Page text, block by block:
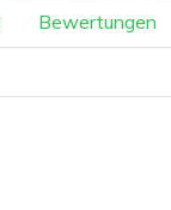
Bewertungen